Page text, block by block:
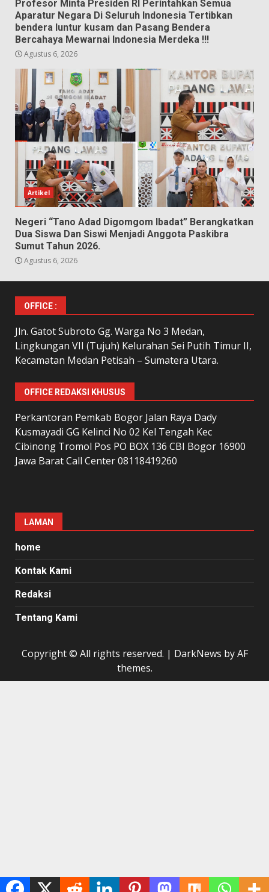
Profesor Minta Presiden RI Perintahkan Semua
Aparatur Negara Di Seluruh Indonesia Tertibkan
bendera luntur kusam dan Pasang Bendera
Bercahaya Mewarnai Indonesia Merdeka !!!
Agustus 6, 2026
Artikel
Negeri “Tano Adad Digomgom Ibadat” Berangkatkan
Dua Siswa Dan Siswi Menjadi Anggota Paskibra
Sumut Tahun 2026.
Agustus 6, 2026
OFFICE :
Jln. Gatot Subroto Gg. Warga No 3 Medan,
Lingkungan VII (Tujuh) Kelurahan Sei Putih Timur II,
Kecamatan Medan Petisah – Sumatera Utara.
OFFICE REDAKSI KHUSUS
Perkantoran Pemkab Bogor Jalan Raya Dady
Kusmayadi GG Kelinci No 02 Kel Tengah Kec
Cibinong Tromol Pos PO BOX 136 CBI Bogor 16900
Jawa Barat Call Center 08118419260
LAMAN
home
Kontak Kami
Redaksi
Tentang Kami
Copyright © All rights reserved. | DarkNews by AF
themes.